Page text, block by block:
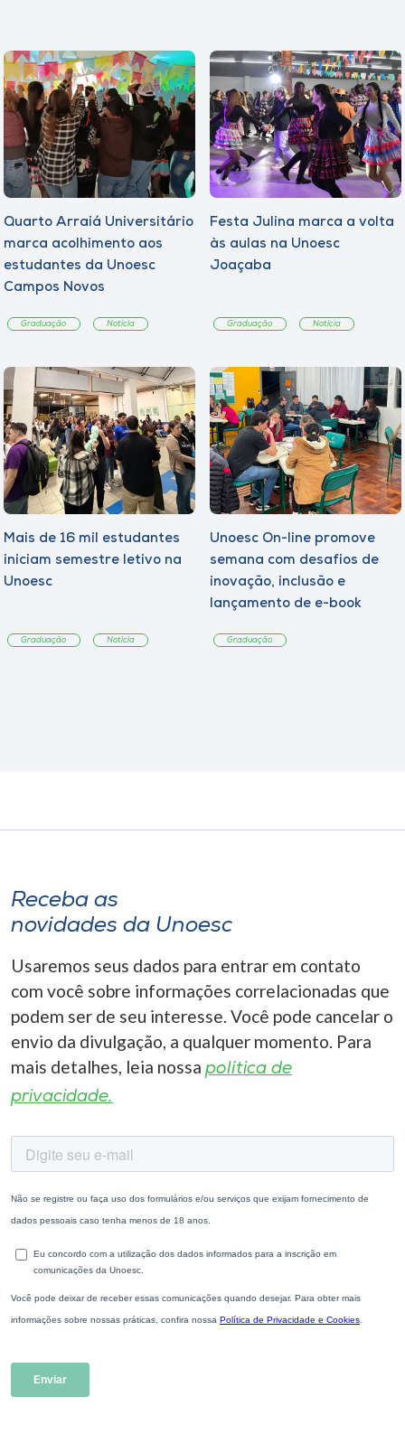
Quarto Arraiá Universitário
marca acolhimento aos
estudantes da Unoesc
Campos Novos
Graduação Notícia
Festa Julina marca a volta
às aulas na Unoesc
Joaçaba
Graduação Notícia
Mais de 16 mil estudantes
iniciam semestre letivo na
Unoesc
Graduação Notícia
Unoesc On-line promove
semana com desafios de
inovação, inclusão e
lançamento de e-book
Graduação
Receba as
novidades da Unoesc
Usaremos seus dados para entrar em contato
com você sobre informações correlacionadas que
podem ser de seu interesse. Você pode cancelar o
envio da divulgação, a qualquer momento. Para
mais detalhes, leia nossa política de
privacidade.